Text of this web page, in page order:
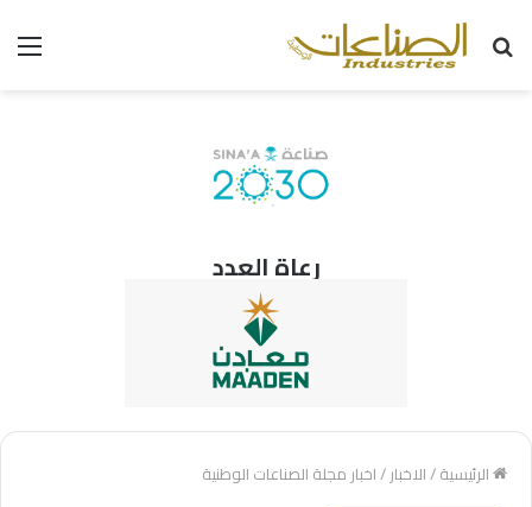
رعاة العدد
الرئيسية/الاخبار/اخبار مجلة الصناعات الوطنية